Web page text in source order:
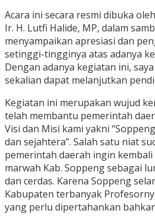
Acara ini secara resmi dibuka
Ir. H. Lutfi Halide, MP, dalam
menyampaikan apresiasi dan
setinggi-tingginya atas adanya
Dengan adanya kegiatan ini,
sekalian dapat melanjutkan
Kegiatan ini merupakan wujud
telah membantu pemerintah
Visi dan Misi kami yakni
dan sejahtera”. Salah satu niat
pemerintah daerah ingin
marwah Kab. Soppeng sebagai
dan cerdas. Karena Soppeng
Kabupaten terbanyak
yang perlu dipertahankan